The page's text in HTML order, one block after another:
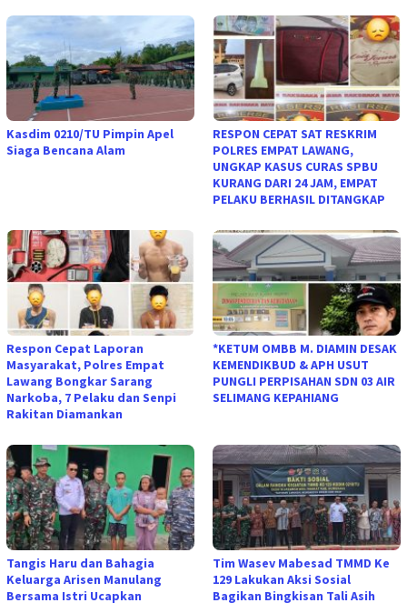
Kasdim 0210/TU Pimpin Apel
Siaga Bencana Alam
RESPON CEPAT SAT RESKRIM
POLRES EMPAT LAWANG,
UNGKAP KASUS CURAS SPBU
KURANG DARI 24 JAM, EMPAT
PELAKU BERHASIL DITANGKAP
Respon Cepat Laporan
Masyarakat, Polres Empat
Lawang Bongkar Sarang
Narkoba, 7 Pelaku dan Senpi
Rakitan Diamankan
*KETUM OMBB M. DIAMIN DESAK
KEMENDIKBUD & APH USUT
PUNGLI PERPISAHAN SDN 03 AIR
SELIMANG KEPAHIANG
Tangis Haru dan Bahagia
Keluarga Arisen Manulang
Bersama Istri Ucapkan
Tim Wasev Mabesad TMMD Ke
129 Lakukan Aksi Sosial
Bagikan Bingkisan Tali Asih